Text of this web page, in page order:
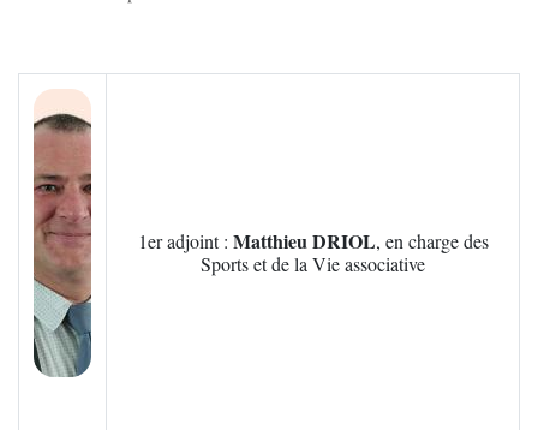
1er adjoint : Matthieu DRIOL, en charge des
Sports et de la Vie associative